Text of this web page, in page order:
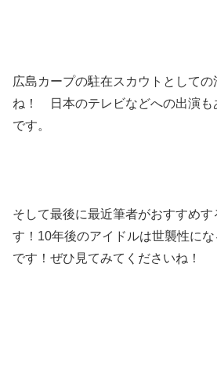
広島カープの駐在スカウトとして
ね！ 日本のテレビなどへの出演も
です。
そして最後に最近筆者がおすすめす
す！10年後のアイドルは世襲性に
です！ぜひ見てみてくださいね！